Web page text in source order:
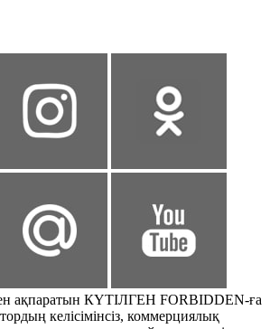
ақпаратын КҮТІЛГЕН FORBIDDEN-ға
келісімінсіз, коммерциялық